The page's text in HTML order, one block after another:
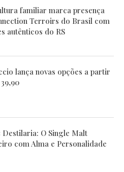
familiar marca presença
Terroirs do Brasil com
autênticos do RS
lança novas opções a partir
Destilaria: O Single Malt
com Alma e Personalidade